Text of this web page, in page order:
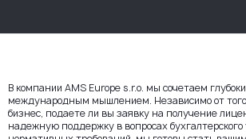
В компании AMS Europe s.r.o. мы сочетаем
международным мышлением. Независимо от
бизнес, подаете ли вы заявку на получение
надежную поддержку в вопросах